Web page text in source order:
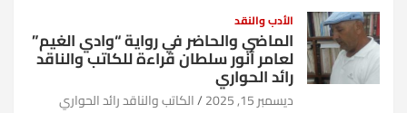
الأدب والنقد
الماضي والحاضر في رواية “وادي الغيم”
لعامر أنور سلطان قراءة للكاتب والناقد
رائد الحواري
ديسمبر 15, 2025 الكاتب والناقد رائد الحواري